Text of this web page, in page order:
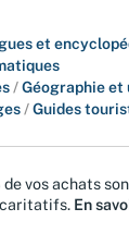
et
/Géographie et
/Guides
de vos achats
En